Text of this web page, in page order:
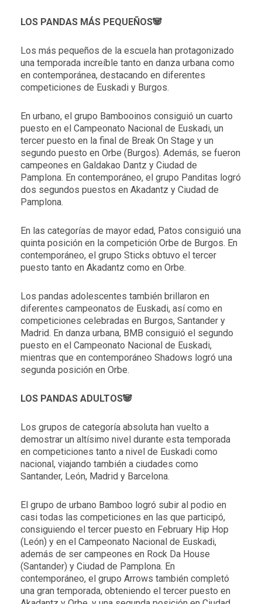
LOS PANDAS MÁS PEQUEÑOS🐼
Los más pequeños de la escuela han protagonizado
una temporada increíble tanto en danza urbana como
en contemporánea, destacando en diferentes
competiciones de Euskadi y Burgos.
En urbano, el grupo Bambooinos consiguió un cuarto
puesto en el Campeonato Nacional de Euskadi, un
tercer puesto en la final de Break On Stage y un
segundo puesto en Orbe (Burgos). Además, se fueron
campeones en Galdakao Dantz y Ciudad de
Pamplona. En contemporáneo, el grupo Panditas logró
dos segundos puestos en Akadantz y Ciudad de
Pamplona.
En las categorías de mayor edad, Patos consiguió una
quinta posición en la competición Orbe de Burgos. En
contemporáneo, el grupo Sticks obtuvo el tercer
puesto tanto en Akadantz como en Orbe.
Los pandas adolescentes también brillaron en
diferentes campeonatos de Euskadi, así como en
competiciones celebradas en Burgos, Santander y
Madrid. En danza urbana, BMB consiguió el segundo
puesto en el Campeonato Nacional de Euskadi,
mientras que en contemporáneo Shadows logró una
segunda posición en Orbe.
LOS PANDAS ADULTOS🐼
Los grupos de categoría absoluta han vuelto a
demostrar un altísimo nivel durante esta temporada
en competiciones tanto a nivel de Euskadi como
nacional, viajando también a ciudades como
Santander, León, Madrid y Barcelona.
El grupo de urbano Bamboo logró subir al podio en
casi todas las competiciones en las que participó,
consiguiendo el tercer puesto en February Hip Hop
(León) y en el Campeonato Nacional de Euskadi,
además de ser campeones en Rock Da House
(Santander) y Ciudad de Pamplona. En
contemporáneo, el grupo Arrows también completó
una gran temporada, obteniendo el tercer puesto en